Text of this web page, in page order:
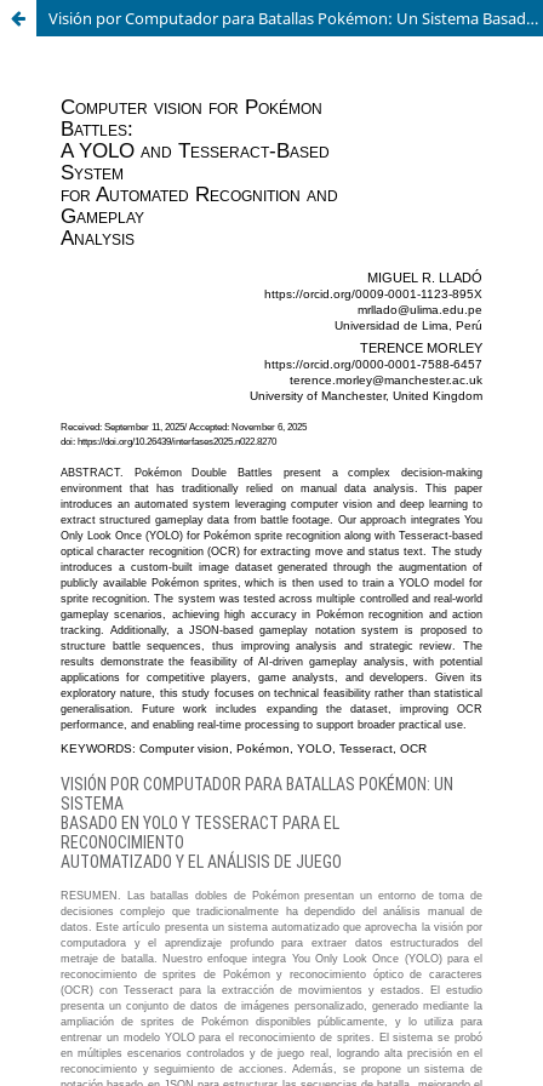
Visión por Computador para Batallas Pokémon: Un Sistema Basado en YOLO y Tesseract para el Reconocimiento Automatizado y el Análisis de Juego